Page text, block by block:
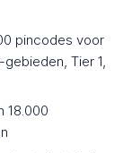
pincodes voor
Tier 1,
18.000